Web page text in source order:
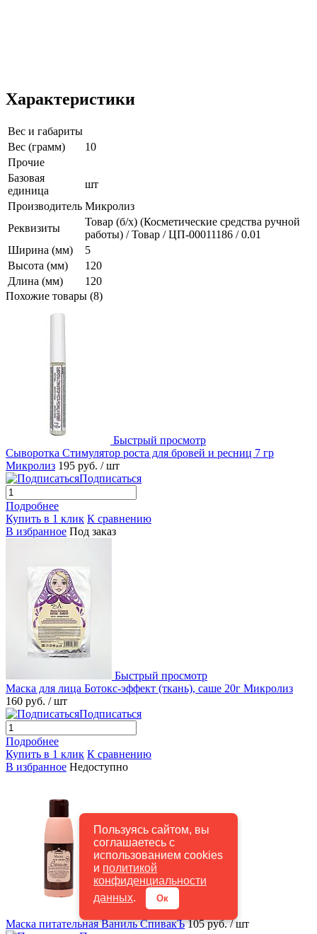
Пользуясь сайтом, вы
соглашаетесь с
использованием cookies
и политикой
конфиденциальности
данных. Ок
Характеристики
Вес и габариты
Вес (грамм)
10
Прочие
Базовая
единица
шт
Производитель Микролиз
Реквизиты
Товар (б/х) (Косметические средства ручной
работы) / Товар / ЦП-00011186 / 0.01
Ширина (мм)
5
Высота (мм)
120
Длина (мм)
120
Похожие товары (8)
Быстрый просмотр
Сыворотка Стимулятор роста для бровей и ресниц 7 гр
Микролиз 195 руб. / шт
Подписаться
Подробнее
Купить в 1 клик К сравнению
В избранное Под заказ
Быстрый просмотр
Маска для лица Ботокс-эффект (ткань), саше 20г Микролиз
160 руб. / шт
Подписаться
Подробнее
Купить в 1 клик К сравнению
В избранное Недоступно
Быстрый просмотр
Маска питательная Ваниль СпивакЪ 105 руб./ шт